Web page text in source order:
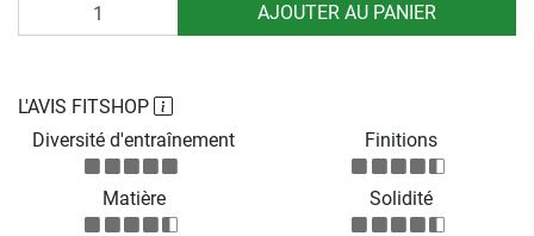
AJOUTER AU PANIER
L'AVIS FITSHOP
Diversité d'entraînement
Finitions
Matière Solidité